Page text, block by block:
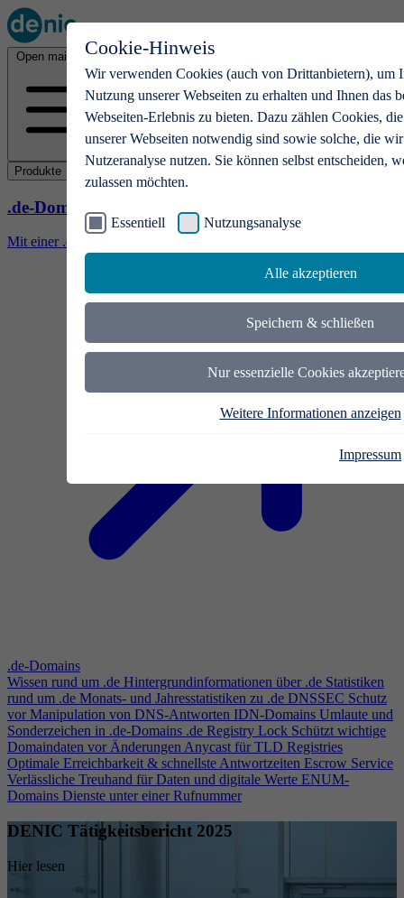
Cookie-Hinweis
Wir verwenden Cookies (auch von Drittanbietern), um
Nutzung unserer Webseiten zu erhalten und Ihnen das
Webseiten-Erlebnis zu bieten. Dazu zählen Cookies,
unserer Webseiten notwendig sind sowie solche, die
Nutzeranalyse nutzen. Sie können selbst entscheiden,
zulassen möchten.
Essentiell Nutzungsanalyse
Alle akzeptieren
Speichern & schließen
Nur essenzielle Cookies
Weitere Informationen anzeigen
Impressum
Open main menu
Produkte
.de-Domains
Mit einer .de-Domain erhalten Ideen eine Bühne
.de-Domains
Wissen rund um .de Hintergrundinformationen über .de Statistiken
rund um .de Monats- und Jahresstatistiken zu .de DNSSEC Schutz
vor Manipulation von DNS-Antworten IDN-Domains Umlaute und
Sonderzeichen in .de-Domains .de Registry Lock Schützt wichtige
Domaindaten vor ÄnderungenAnycast für TLD Registries
Optimale Erreichbarkeit & schnellste Antwortzeiten Escrow Service
Verlässliche Treuhand für Daten und digitale Werte ENUM-
Domains Dienste unter einer Rufnummer
DENIC Tätigkeitsbericht 2025
Hier lesen